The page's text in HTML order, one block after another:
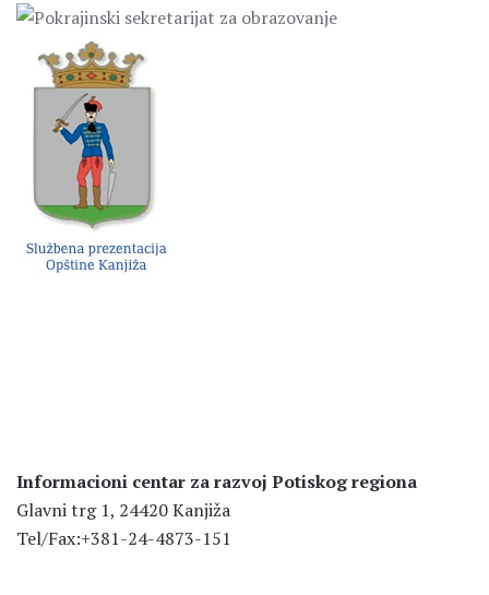
Informacioni centar za razvoj Potiskog regiona
Glavni trg 1, 24420 Kanjiža
Tel/Fax:+381-24-4873-151